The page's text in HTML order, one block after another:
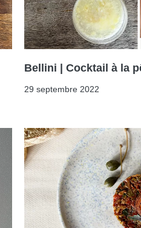
Bellini | Cocktail à la
29 septembre 2022